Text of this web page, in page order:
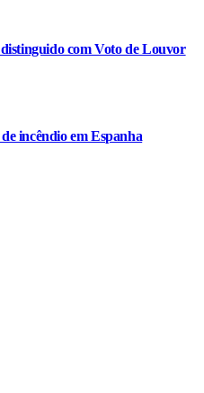
com Voto de Louvor
incêndio em Espanha